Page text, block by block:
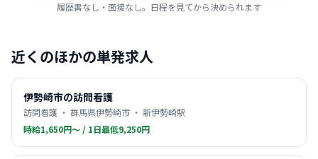
履歴書なし・面接なし。日程を見てから決められます
近くのほかの単発求人
伊勢崎市の訪問看護
訪問看護 ・ 群馬県伊勢崎市 ・ 新伊勢崎駅
時給1,650円〜 / 1日最低9,250円